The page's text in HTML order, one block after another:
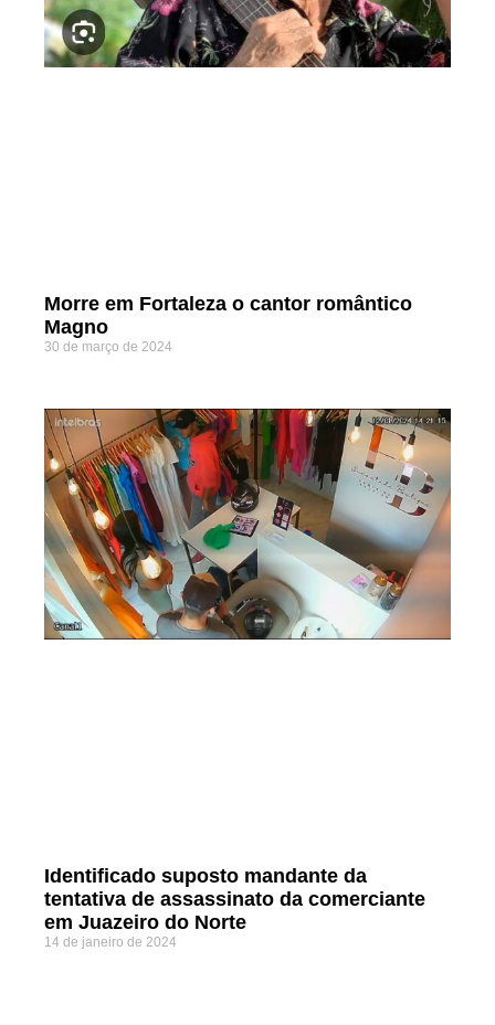
Morre em Fortaleza o cantor romântico
Magno
30 de março de 2024
Identificado suposto mandante da
tentativa de assassinato da comerciante
em Juazeiro do Norte
14 de janeiro de 2024